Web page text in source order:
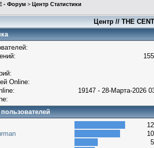
- Форум > Центр Статистики
Центр // THE
Online:
19147 - 28-Марта-2026